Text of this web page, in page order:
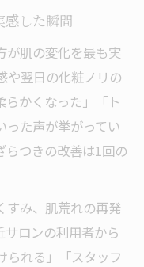
感した瞬間
が肌の変化を最も実
や翌日の化粧ノリの
らかくなった」「ト
った声が挙がってい
らつきの改善は1回の
すみ、肌荒れの再発
ロンの利用者から
られる」「スタッフ